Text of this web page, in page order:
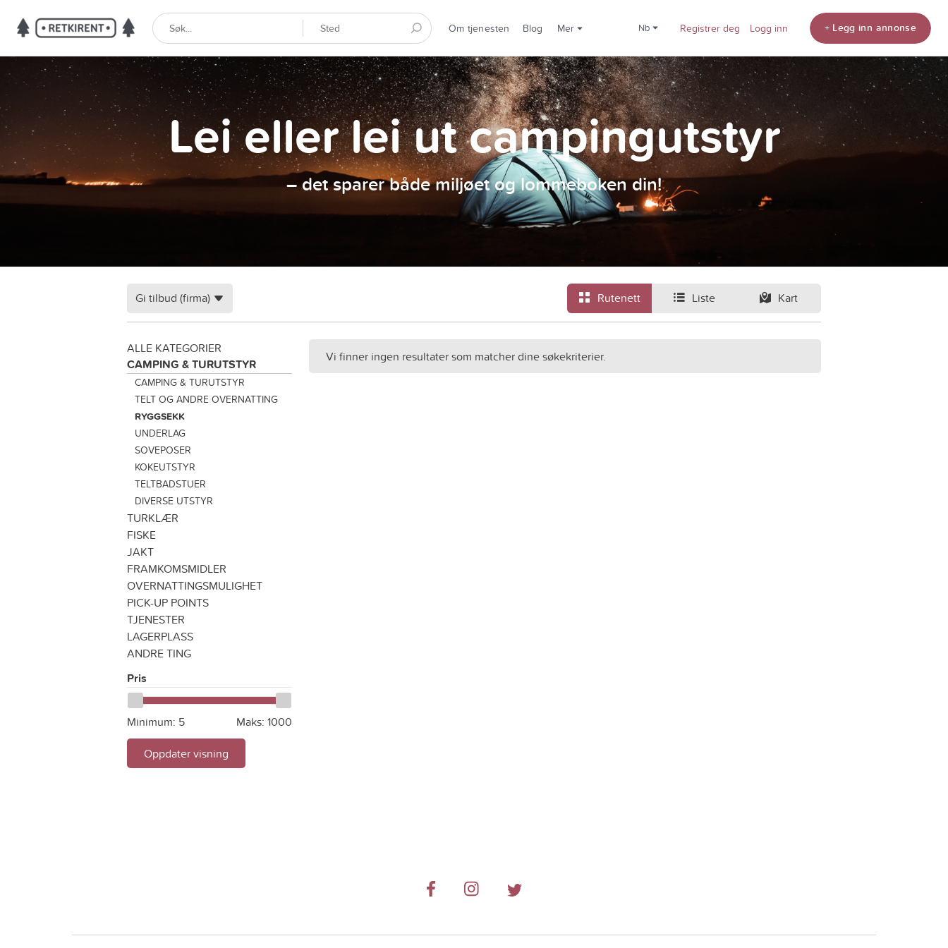
Om tjenesten Blog Mer nb Registrer deg Logg inn + Legg inn annonse
Lei eller lei ut campingutstyr
– det sparer både miljøet og lommeboken din!
Rutenett Liste Kart
Gi tilbud (firma)
ALLE KATEGORIER
CAMPING & TURUTSTYR
CAMPING & TURUTSTYR
TELT OG ANDRE OVERNATTING
RYGGSEKK
UNDERLAG
SOVEPOSER
KOKEUTSTYR
TELTBADSTUER
DIVERSE UTSTYR
TURKLÆR
FISKE
JAKT
FRAMKOMSMIDLER
OVERNATTINGSMULIGHET
PICK-UP POINTS
TJENESTER
LAGERPLASS
ANDRE TING
Pris
Minimum: 5 Maks: 1000
Oppdater visning
Vi finner ingen resultater som matcher dine søkekriterier.